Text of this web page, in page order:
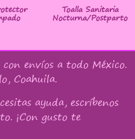
Toalla Sanitaria
Nocturna/Postparto
envíos a todo México.
Coahuila.
ayuda, escríbenos
¡Con gusto te